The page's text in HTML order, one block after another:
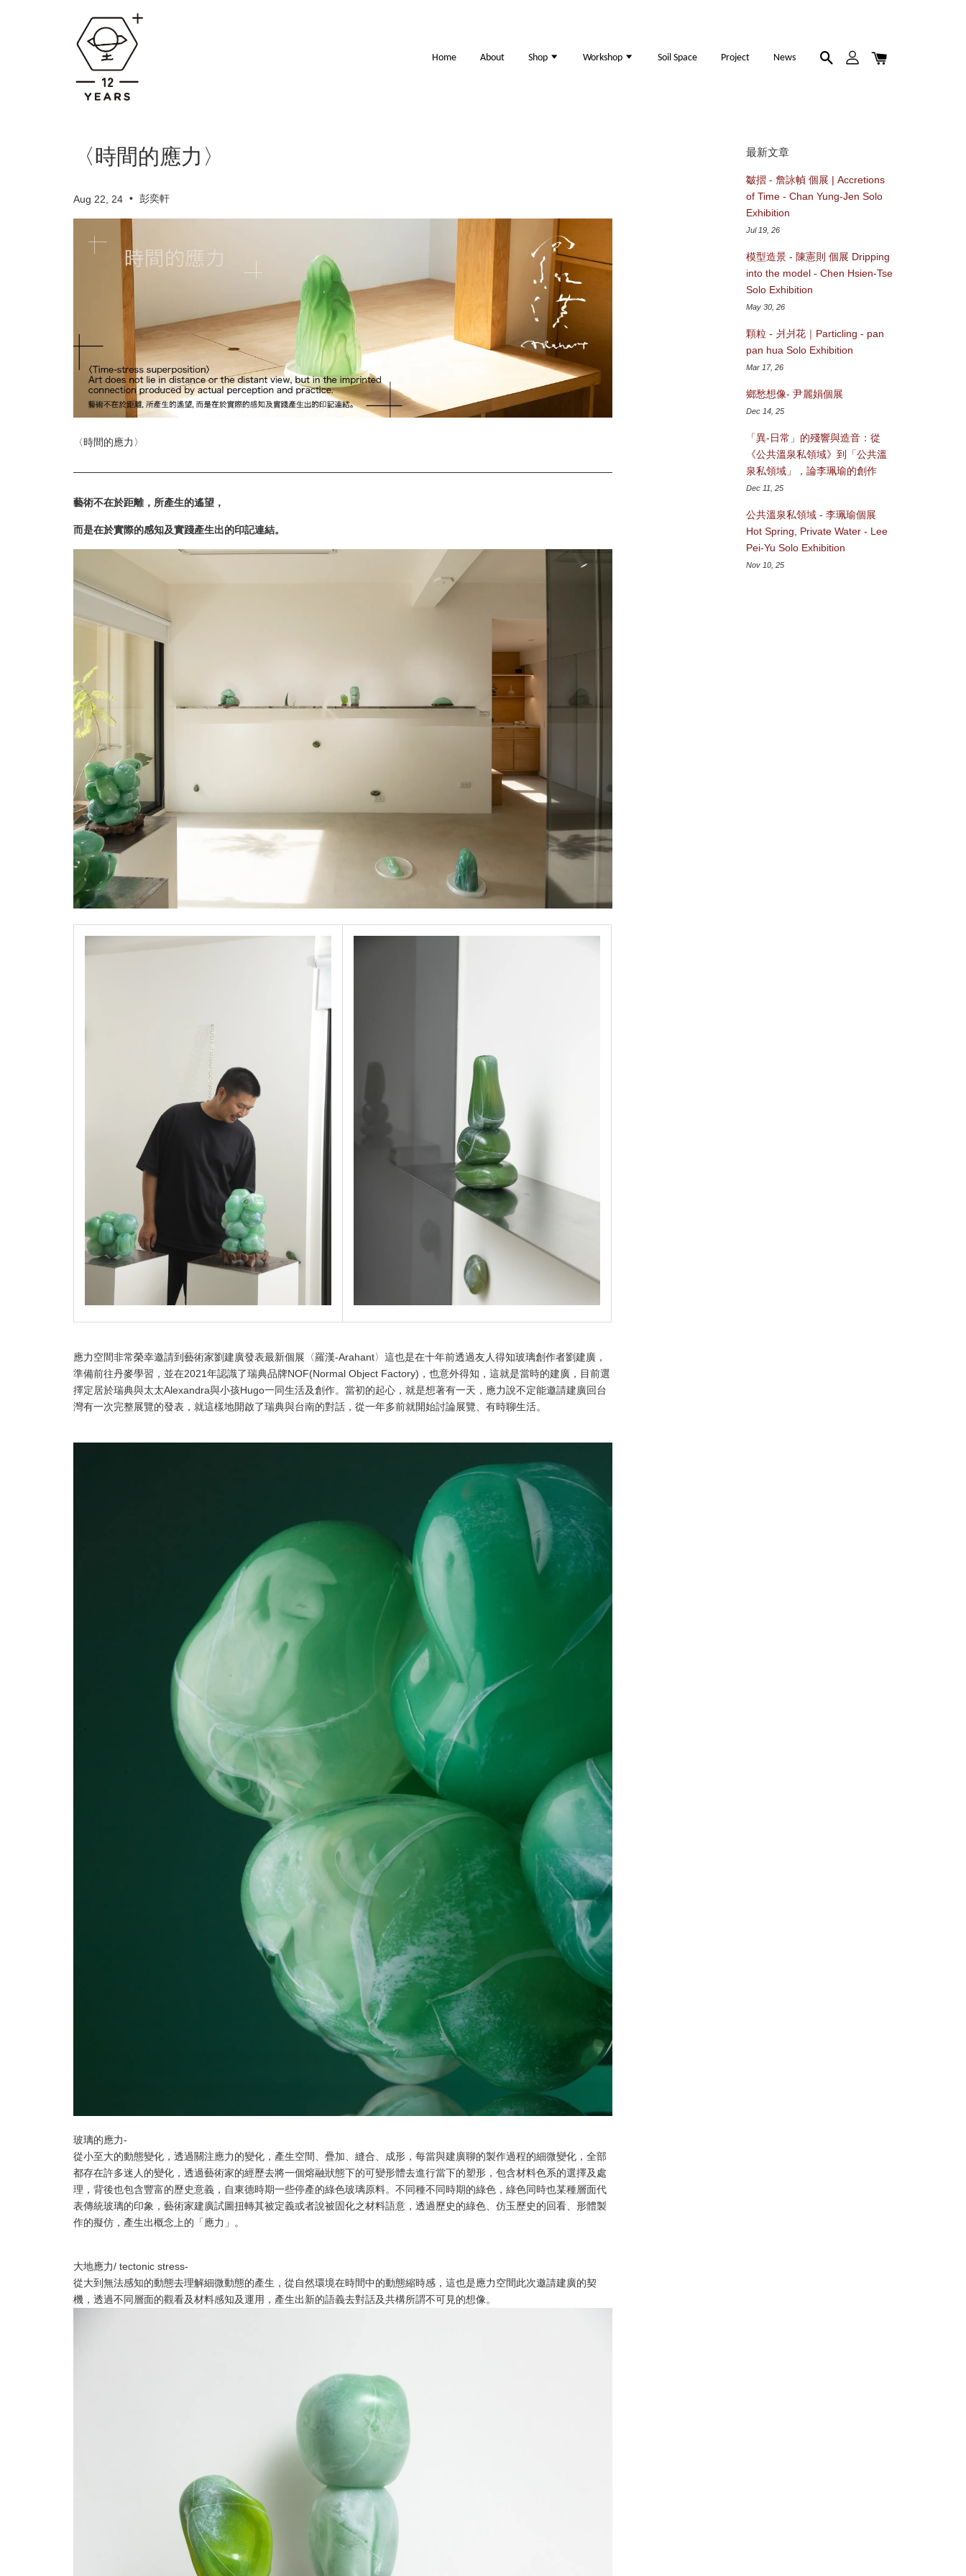
Home About Shop Workshop Soil Space Project News
〈時間的應力〉
Aug 22, 24 • 彭奕軒
〈時間的應力〉
藝術不在於距離，所產生的遙望，
而是在於實際的感知及實踐產生出的印記連結。
應力空間非常榮幸邀請到藝術家劉建廣發表最新個展〈羅漢-Arahant〉這也是在十年前透過友人得知玻璃創作者劉建廣，
準備前往丹麥學習，並在2021年認識了瑞典品牌NOF(Normal Object Factory)，也意外得知，這就是當時的建廣，目前選
擇定居於瑞典與太太Alexandra與小孩Hugo一同生活及創作。當初的起心，就是想著有一天，應力說不定能邀請建廣回台
灣有一次完整展覽的發表，就這樣地開啟了瑞典與台南的對話，從一年多前就開始討論展覽、有時聊生活。
玻璃的應力-
從小至大的動態變化，透過關注應力的變化，產生空間、疊加、縫合、成形，每當與建廣聊的製作過程的細微變化，全部
都存在許多迷人的變化，透過藝術家的經歷去將一個熔融狀態下的可變形體去進行當下的塑形，包含材料色系的選擇及處
理，背後也包含豐富的歷史意義，自東德時期一些停產的綠色玻璃原料。不同種不同時期的綠色，綠色同時也某種層面代
表傳統玻璃的印象，藝術家建廣試圖扭轉其被定義或者說被固化之材料語意，透過歷史的綠色、仿玉歷史的回看、形體製
作的擬仿，產生出概念上的「應力」。
大地應力/ tectonic stress-
從大到無法感知的動態去理解細微動態的產生，從自然環境在時間中的動態縮時感，這也是應力空間此次邀請建廣的契
機，透過不同層面的觀看及材料感知及運用，產生出新的語義去對話及共構所謂不可見的想像。
最新文章
皺摺 - 詹詠幀 個展 | Accretions
of Time - Chan Yung-Jen Solo
Exhibition
Jul 19, 26
模型造景 - 陳憲則 個展 Dripping
into the model - Chen Hsien-Tse
Solo Exhibition
May 30, 26
顆粒 - 爿爿花｜Particling - pan
pan hua Solo Exhibition
Mar 17, 26
鄉愁想像- 尹麗娟個展
Dec 14, 25
「異-日常」的殘響與造音：從
《公共溫泉私領域》到「公共溫
泉私領域」，論李珮瑜的創作
Dec 11, 25
公共溫泉私領域 - 李珮瑜個展
Hot Spring, Private Water - Lee
Pei-Yu Solo Exhibition
Nov 10, 25